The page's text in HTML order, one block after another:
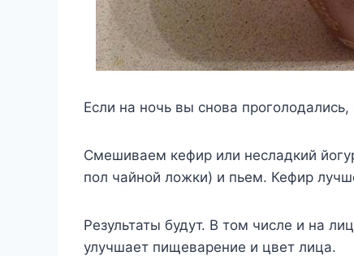
Если на ночь вы снова
Смешиваем кефир или несладкий
пол чайной ложки) и пьем. Кефир
Результаты будут. В том числе и на
улучшает пищеварение и цвет лица.